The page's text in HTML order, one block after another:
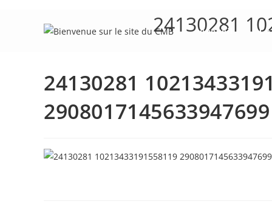
Accueil
24130281
24130281